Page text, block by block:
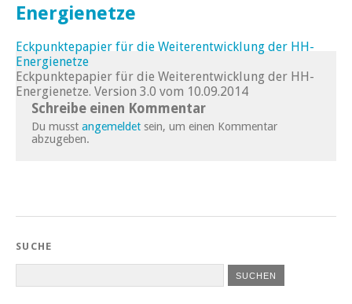
Energienetze
Eckpunktepapier für die Weiterentwicklung der HH-
Energienetze
Eckpunktepapier für die Weiterentwicklung der HH-
Energienetze. Version 3.0 vom 10.09.2014
Schreibe einen Kommentar
Du musst angemeldet sein, um einen Kommentar
abzugeben.
SUCHE